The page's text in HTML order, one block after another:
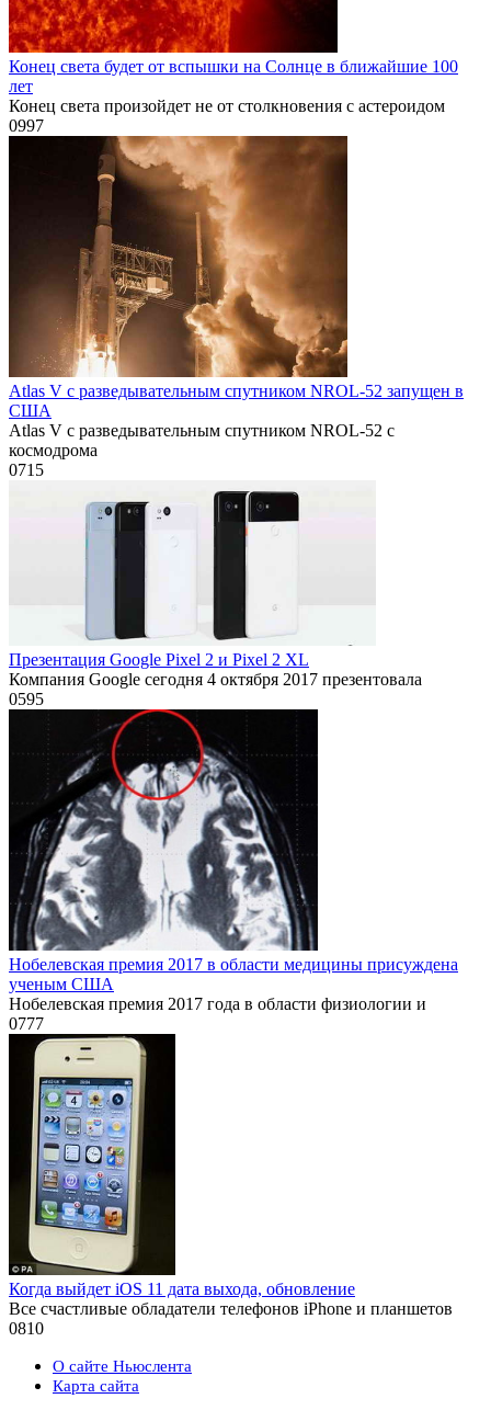
Конец света будет от вспышки на Солнце в ближайшие 100
лет
Конец света произойдет не от столкновения с астероидом
0997
Atlas V с разведывательным спутником NROL-52 запущен в
США
Atlas V с разведывательным спутником NROL-52 с
космодрома
0715
Презентация Google Pixel 2 и Pixel 2 XL
Компания Google сегодня 4 октября 2017 презентовала
0595
Нобелевская премия 2017 в области медицины присуждена
ученым США
Нобелевская премия 2017 года в области физиологии и
0777
Когда выйдет iOS 11 дата выхода, обновление
Все счастливые обладатели телефонов iPhone и планшетов
0810
О сайте Ньюслента
Карта сайта